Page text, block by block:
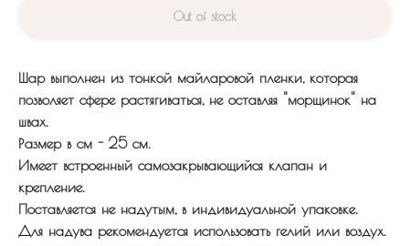
Out of stock
Шар выполнен из тонкой майларовой пленки, которая
позволяет сфере растягиваться, не оставляя "морщинок" на
швах.
Размер в см - 25 см.
Имеет встроенный самозакрывающийся клапан и
крепление.
Поставляется не надутым, в индивидуальной упаковке.
Для надува рекомендуется использовать гелий или воздух.